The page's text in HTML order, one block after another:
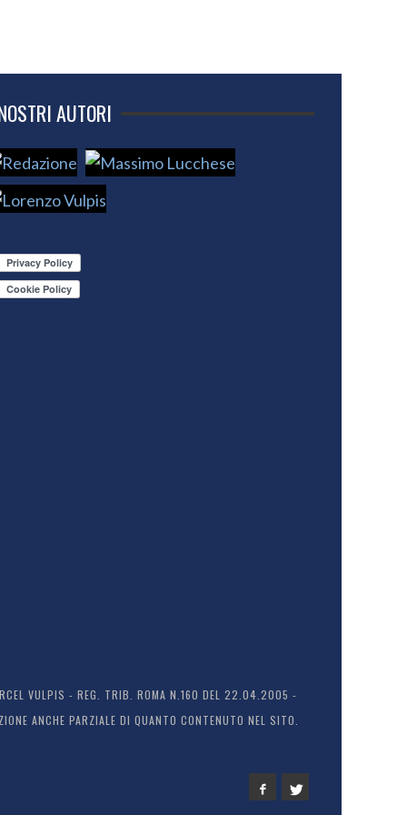
AUTORI
VULPIS - REG. TRIB. ROMA N.160 DEL 22.04.2005 -
ANCHE PARZIALE DI QUANTO CONTENUTO NEL SITO.